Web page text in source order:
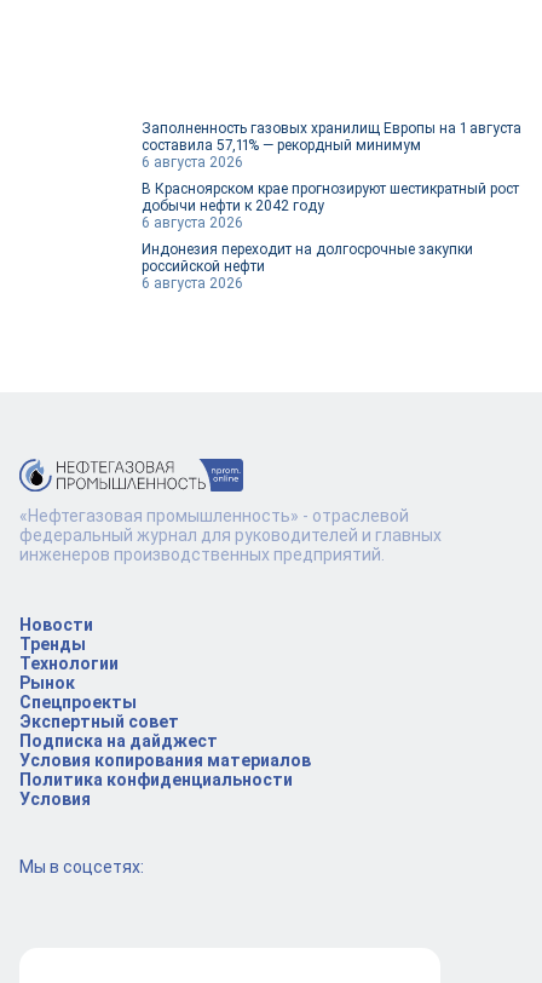
Заполненность газовых хранилищ Европы на 1 августа
составила 57,11% — рекордный минимум
6 августа 2026
В Красноярском крае прогнозируют шестикратный рост
добычи нефти к 2042 году
6 августа 2026
Индонезия переходит на долгосрочные закупки
российской нефти
6 августа 2026
Новости
Тренды
Технологии
Рынок
Спецпроекты
Экспертный совет
Подписка на дайджест
Условия копирования материалов
Политика конфиденциальности
Условия
Мы в соцсетях:
«Нефтегазовая промышленность» - отраслевой
федеральный журнал для руководителей и главных
инженеров производственных предприятий.